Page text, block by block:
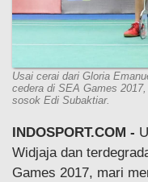
Usai cerai dari Gloria
cedera di SEA Games
sosok Edi Subaktiar.
INDOSPORT.COM -
Widjaja dan
Games 2017, mari